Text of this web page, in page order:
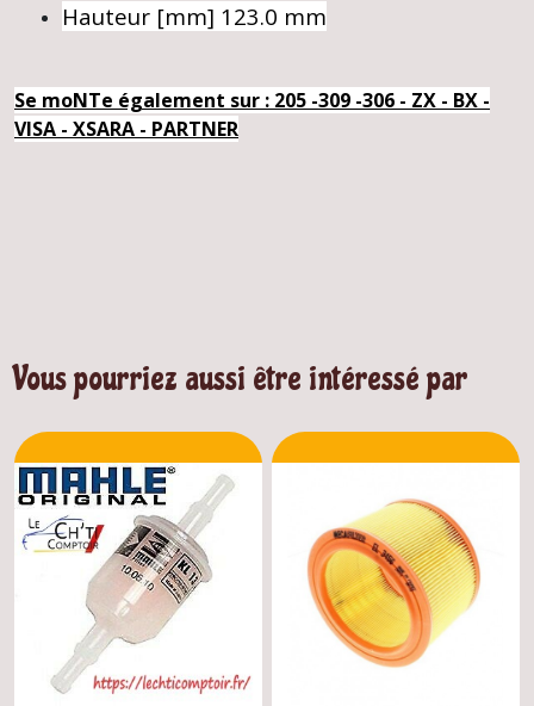
Hauteur [mm] 123.0 mm
Se moNTe également sur : 205 -309 -306 - ZX - BX -
VISA - XSARA - PARTNER
Vous pourriez aussi être intéressé par